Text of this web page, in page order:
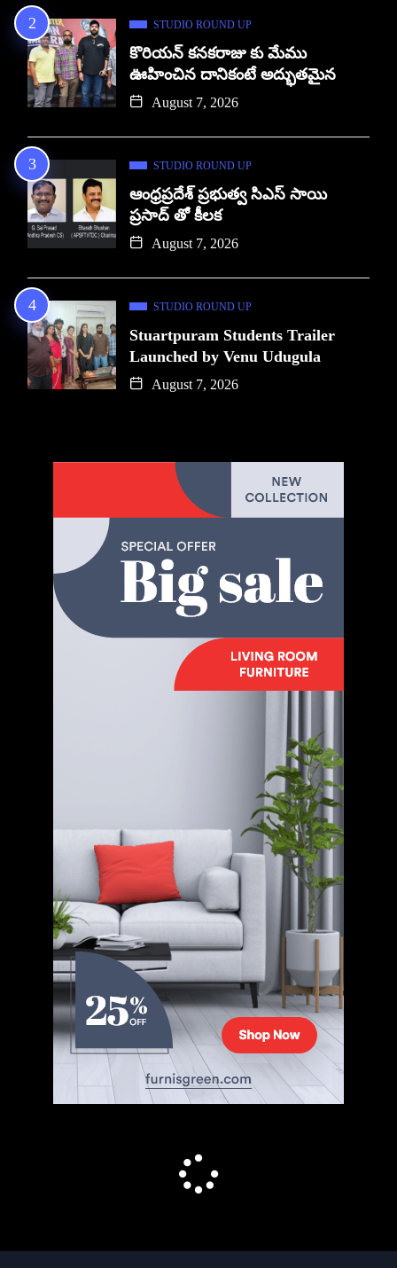
STUDIO ROUND UP
కొరియన్ కనకరాజు కు మేము
ఊహించిన దానికంటే అద్భుతమైన
August 7, 2026
STUDIO ROUND UP
ఆంధ్రప్రదేశ్ ప్రభుత్వ సిఎస్ సాయి
ప్రసాద్ తో కీలక
August 7, 2026
STUDIO ROUND UP
Stuartpuram Students Trailer
Launched by Venu Udugula
August 7, 2026